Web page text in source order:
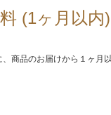
(1ヶ月以内)
商品のお届けから１ヶ月